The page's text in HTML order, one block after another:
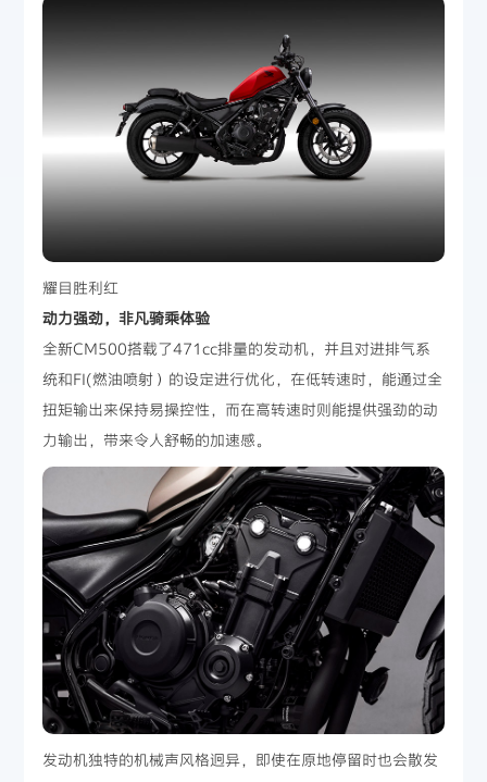
耀目胜利红
动力强劲，非凡骑乘体验
全新CM500搭载了471cc排量的发动机，并且对进排气系
统和FI(燃油喷射）的设定进行优化，在低转速时，能通过全
扭矩输出来保持易操控性，而在高转速时则能提供强劲的动
力输出，带来令人舒畅的加速感。
发动机独特的机械声风格迥异，即使在原地停留时也会散发